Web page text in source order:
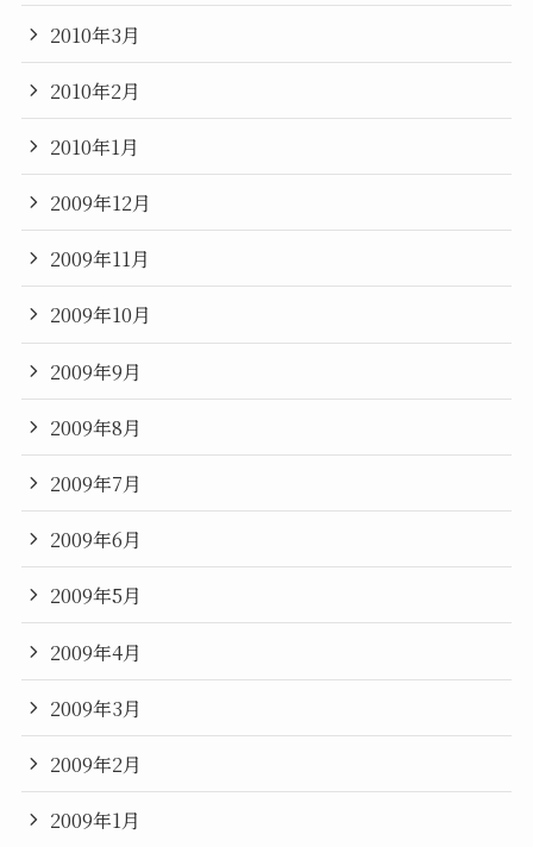
2010年3月
2010年2月
2010年1月
2009年12月
2009年11月
2009年10月
2009年9月
2009年8月
2009年7月
2009年6月
2009年5月
2009年4月
2009年3月
2009年2月
2009年1月